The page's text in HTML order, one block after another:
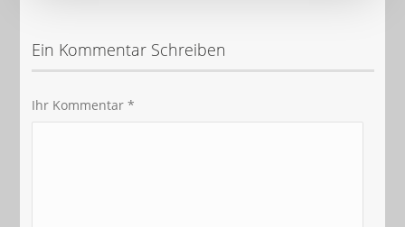
Ein Kommentar Schreiben
Ihr Kommentar *